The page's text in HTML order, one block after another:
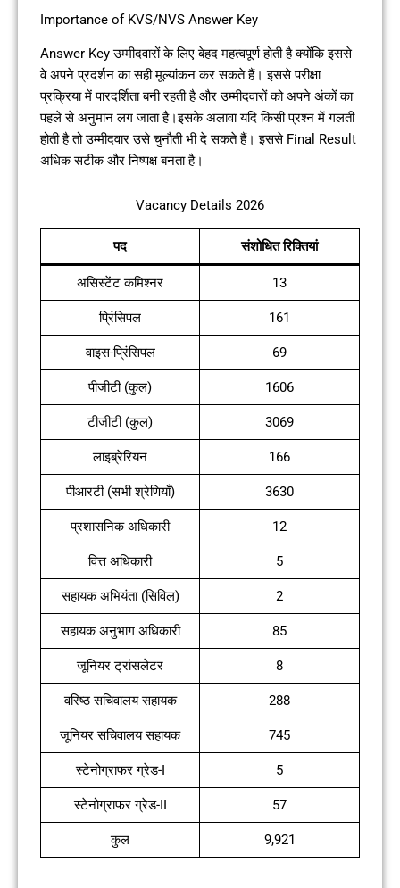
Importance of KVS/NVS Answer Key
Answer Key उम्मीदवारों के लिए बेहद महत्वपूर्ण होती है क्योंकि इससे
वे अपने प्रदर्शन का सही मूल्यांकन कर सकते हैं। इससे परीक्षा
प्रक्रिया में पारदर्शिता बनी रहती है और उम्मीदवारों को अपने अंकों का
पहले से अनुमान लग जाता है।इसके अलावा यदि किसी प्रश्न में गलती
होती है तो उम्मीदवार उसे चुनौती भी दे सकते हैं। इससे Final Result
अधिक सटीक और निष्पक्ष बनता है।
Vacancy Details 2026
पद संशोधित रिक्तियां
असिस्टेंट कमिश्नर 13
प्रिंसिपल 161
वाइस-प्रिंसिपल 69
पीजीटी (कुल) 1606
टीजीटी (कुल) 3069
लाइब्रेरियन 166
पीआरटी (सभी श्रेणियाँ) 3630
प्रशासनिक अधिकारी 12
वित्त अधिकारी 5
सहायक अभियंता (सिविल) 2
सहायक अनुभाग अधिकारी 85
जूनियर ट्रांसलेटर 8
वरिष्ठ सचिवालय सहायक 288
जूनियर सचिवालय सहायक 745
स्टेनोग्राफर ग्रेड-I 5
स्टेनोग्राफर ग्रेड-II 57
कुल 9,921